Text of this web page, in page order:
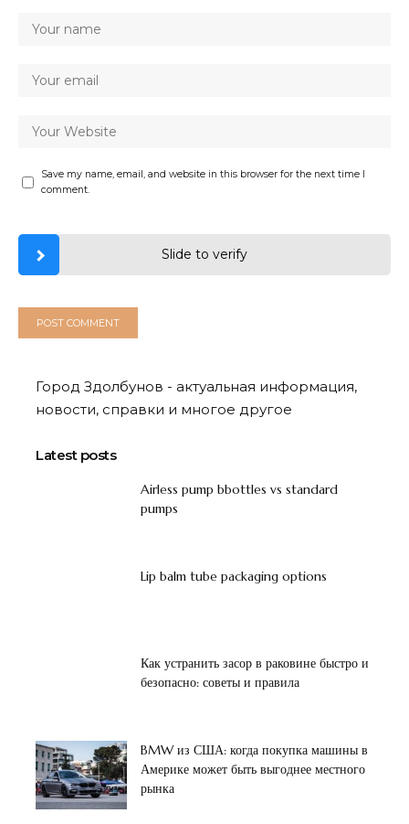
Save my name, email, and website in this browser for the next time I
comment.
Slide to verify
Город Здолбунов - актуальная информация,
новости, справки и многое другое
Latest posts
Airless pump bbottles vs standard
pumps
Lip balm tube packaging options
Как устранить засор в раковине быстро и
безопасно: советы и правила
BMW из США: когда покупка машины в
Америке может быть выгоднее местного
рынка